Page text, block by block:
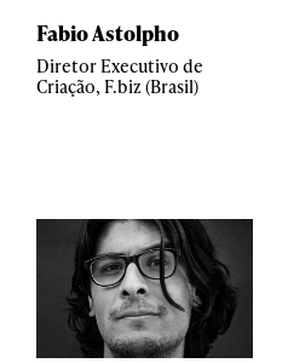
Fabio Astolpho
Diretor Executivo de
Criação, F.biz (Brasil)